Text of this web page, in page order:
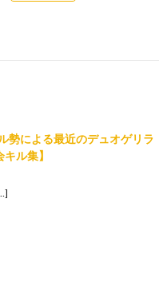
勢による最近のデュオゲリラ
ル集】